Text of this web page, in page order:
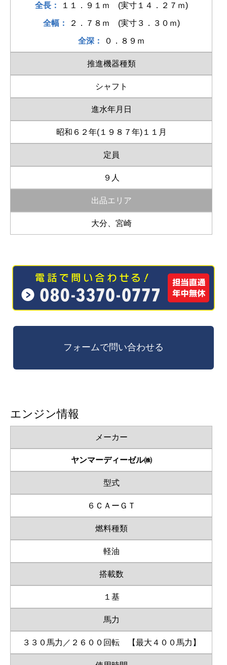
全長： １１．９１ｍ (実寸１４．２７ｍ)
全幅： ２．７８ｍ (実寸３．３０ｍ)
全深： ０．８９ｍ
推進機器種類
シャフト
進水年月日
昭和６２年(１９８７年)１１月
定員
９人
出品エリア
大分、宮崎
エンジン情報
メーカー
ヤンマーディーゼル㈱
型式
６ＣＡーＧＴ
燃料種類
軽油
搭載数
１基
馬力
３３０馬力／２６００回転 【最大４００馬力】